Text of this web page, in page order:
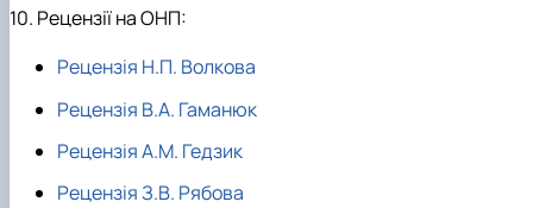
10. Рецензії на ОНП:
Рецензія Н.П. Волкова
Рецензія В.А. Гаманюк
Рецензія А.М. Гедзик
Рецензія З.В. Рябова